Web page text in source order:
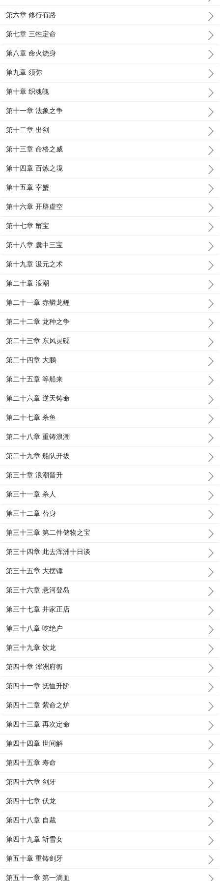
第六章 修行有路
第七章 三牲定命
第八章 命火烧身
第九章 须弥
第十章 织魂魄
第十一章 法象之争
第十二章 出剑
第十三章 命格之威
第十四章 百炼之境
第十五章 宰蟹
第十六章 开辟虚空
第十七章 蟹宝
第十八章 囊中三宝
第十九章 汲元之术
第二十章 浪潮
第二十一章 赤鳞龙鲤
第二十二章 龙种之争
第二十三章 东风灵磲
第二十四章 大鹏
第二十五章 等船来
第二十六章 逆天铸命
第二十七章 杀鱼
第二十八章 重铸浪潮
第二十九章 船队开拔
第三十章 浪潮晋升
第三十一章 杀人
第三十二章 替身
第三十三章 第二件储物之宝
第三十四章 此去浑洲十日谈
第三十五章 大摆锤
第三十六章 悬河登岛
第三十七章 井家正店
第三十八章 吃绝户
第三十九章 饮龙
第四十章 浑洲府衙
第四十一章 抚恤升阶
第四十二章 紫命之炉
第四十三章 再次定命
第四十四章 世间解
第四十五章 寿命
第四十六章 剑牙
第四十七章 伏龙
第四十八章 自裁
第四十九章 斩雪女
第五十章 重铸剑牙
第五十一章 第一滴血